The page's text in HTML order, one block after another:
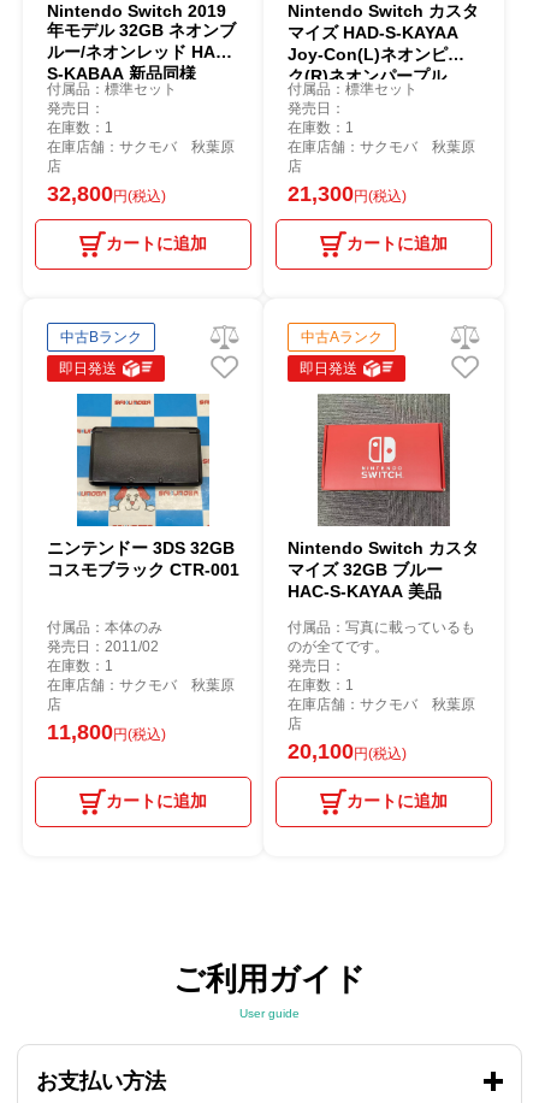
Nintendo Switch 2019
年モデル 32GB ネオンブ
ルー/ネオンレッド HAD-
S-KABAA 新品同様
付属品：標準セット
発売日：
在庫数：1
在庫店舗：サクモバ 秋葉原
店
32,800円(税込)
カートに追加
Nintendo Switch カスタ
マイズ HAD-S-KAYAA
Joy-Con(L)ネオンピン
ク(R)ネオンパープル
32GB
付属品：標準セット
発売日：
在庫数：1
在庫店舗：サクモバ 秋葉原
店
21,300円(税込)
カートに追加
中古Bランク
即日発送
ニンテンドー 3DS 32GB
コスモブラック CTR-001
付属品：本体のみ
発売日：2011/02
在庫数：1
在庫店舗：サクモバ 秋葉原
店
11,800円(税込)
カートに追加
中古Aランク
即日発送
Nintendo Switch カスタ
マイズ 32GB ブルー
HAC-S-KAYAA 美品
付属品：写真に載っているも
のが全てです。
発売日：
在庫数：1
在庫店舗：サクモバ 秋葉原
店
20,100円(税込)
カートに追加
ご利用ガイド
User guide
お支払い方法